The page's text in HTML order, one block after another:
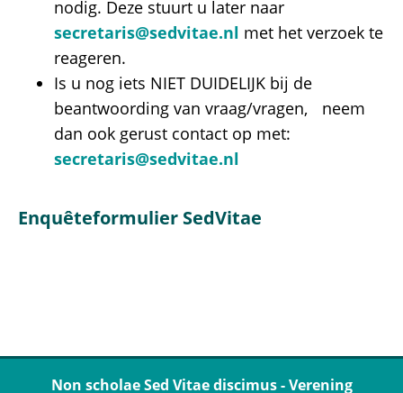
nodig. Deze stuurt u later naar
secretaris@sedvitae.nl met het verzoek te
reageren.
Is u nog iets NIET DUIDELIJK bij de
beantwoording van vraag/vragen, neem
dan ook gerust contact op met:
secretaris@sedvitae.nl
Enquêteformulier SedVitae
Non scholae Sed Vitae discimus - Verening